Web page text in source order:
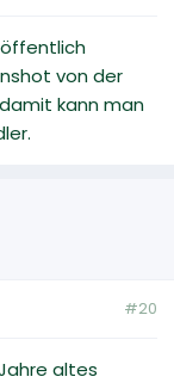
von der
kann man
#20
altes